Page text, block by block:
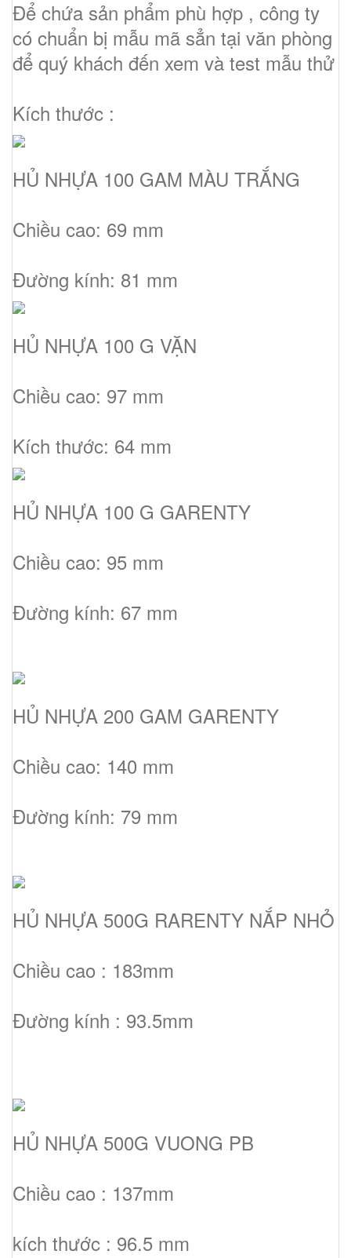
Để chứa sản phẩm phù hợp , công ty
có chuẩn bị mẫu mã sẳn tại văn phòng
để quý khách đến xem và test mẫu thử
Kích thước :
HỦ NHỰA 100 GAM MÀU TRẮNG
Chiều cao: 69 mm
Đường kính: 81 mm
HỦ NHỰA 100 G VẶN
Chiều cao: 97 mm
Kích thước: 64 mm
HỦ NHỰA 100 G GARENTY
Chiều cao: 95 mm
Đường kính: 67 mm
HỦ NHỰA 200 GAM GARENTY
Chiều cao: 140 mm
Đường kính: 79 mm
HỦ NHỰA 500G RARENTY NẮP NHỎ
Chiều cao : 183mm
Đường kính : 93.5mm
HỦ NHỰA 500G VUONG PB
Chiều cao : 137mm
kích thước : 96.5 mm